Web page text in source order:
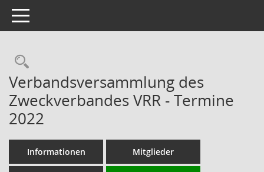
Toggle navigation
Rechercheauswahl
Verbandsversammlung des
Zweckverbandes VRR - Termine
2022
Informationen Mitglieder